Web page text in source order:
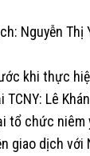
Nguyễn Thị
khi thực
Lê
tổ chức
giao dịch với